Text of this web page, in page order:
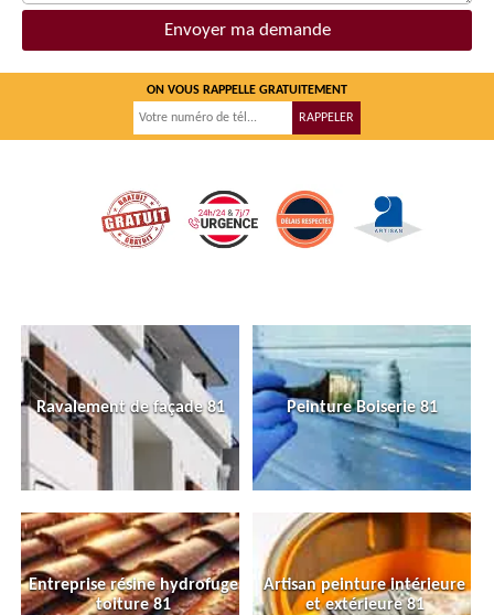
ON VOUS RAPPELLE GRATUITEMENT
Ravalement de façade 81 Peinture Boiserie 81
Entreprise résine hydrofuge
toiture 81
Artisan peinture intérieure
et extérieure 81